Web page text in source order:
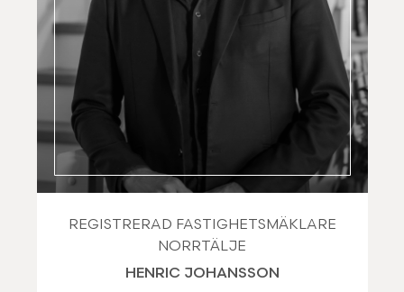
REGISTRERAD FASTIGHETSMÄKLARE
NORRTÄLJE
HENRIC JOHANSSON